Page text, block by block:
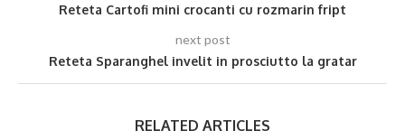
Reteta Cartofi mini crocanti cu rozmarin fript
next post
Reteta Sparanghel invelit in prosciutto la gratar
RELATED ARTICLES